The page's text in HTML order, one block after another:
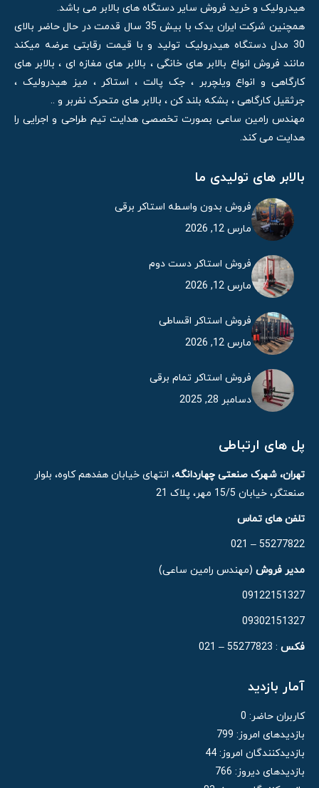
هیدرولیک و خرید فروش سایر دستگاه های بالابر می باشد.
همچنین شرکت ایران یدک با بیش 35 سال قدمت در حال حاضر بالای
30 مدل دستگاه هیدرولیک تولید و با قیمت رقابتی عرضه میکند
مانند فروش انواع بالابر های خانگی ، بالابر های مغازه ای ، بالابر های
کارگاهی و انواع ویلچربر ، جک پالت ، استاکر ، میز هیدرولیک ،
جرثقیل کارگاهی ، بشکه بلند کن ، بالابر های متحرک نفربر و ..
مهندس رامین ساعی بصورت تخصصی هدایت تیم طراحی و اجرایی را
هدایت می کند.
بالابر های تولیدی ما
فروش بدون واسطه استاکر برقی
مارس 12, 2026
فروش استاکر دست دوم
مارس 12, 2026
فروش استاکر اقساطی
مارس 12, 2026
فروش استاکر تمام برقی
دسامبر 28, 2025
پل های ارتباطی
تهران، شهرک صنعتی چهاردانگه، انتهای خیابان هفدهم کاوه، بلوار
صنعتگر، خیابان 15/5 مهر، پلاک 21
تلفن های تماس
55277822 – 021
مدیر فروش (مهندس رامین ساعی)
09122151327
09302151327
فکس : 55277823 – 021
آمار بازدید
کاربران حاضر: 0
بازدیدهای امروز: 799
بازدیدکنندگان امروز: 44
بازدیدهای دیروز: 766